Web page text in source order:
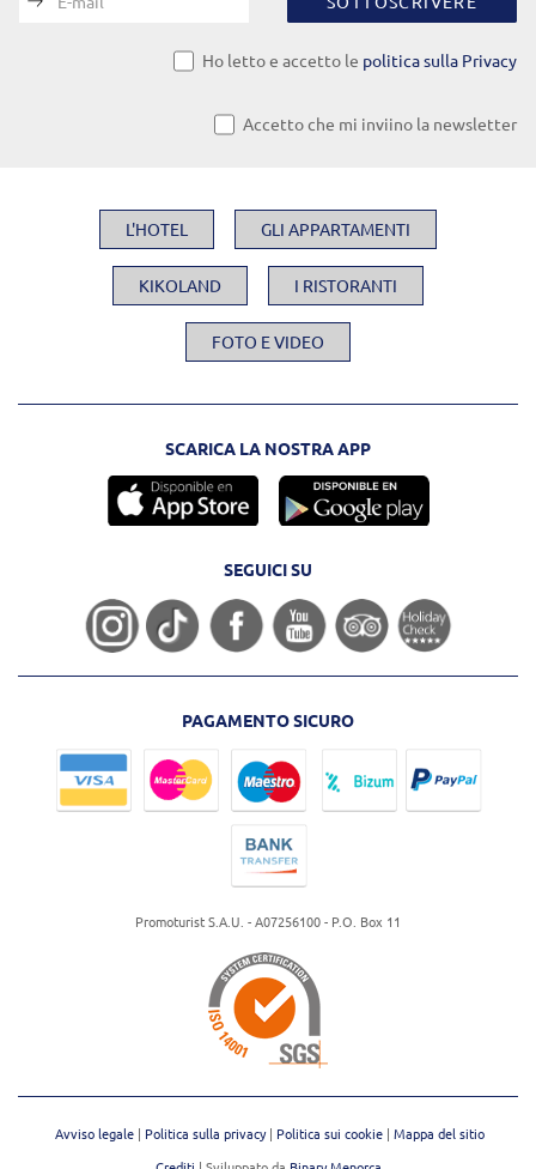
Ho letto e accetto le politica sulla Privacy
Accetto che mi inviino la newsletter
L'HOTEL GLI APPARTAMENTI
KIKOLAND I RISTORANTI
FOTO E VIDEO
SCARICA LA NOSTRA APP
SEGUICI SU
PAGAMENTO SICURO
Promoturist S.A.U. - A07256100 - P.O. Box 11
Avviso legale Politica sulla privacy Politica sui cookie Mappa del sitio